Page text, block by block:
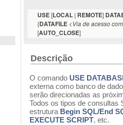
USE[LOCAL | REMOTE]
{DATAFILE <Via de acesso
[AUTO_CLOSE]
Descrição
O comando USE
externa como banco de
serão direcionadas as
Todos os tipos de consultas
estrutura Begin SQL/End
EXECUTE SCRIPT, etc.